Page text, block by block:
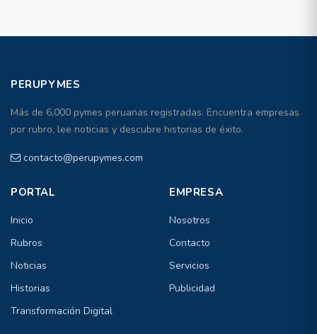
PERUPYMES
Más de 6,000 pymes peruanas registradas. Encuentra empresas
por rubro, lee noticias y descubre historias de éxito.
contacto@perupymes.com
PORTAL
Inicio
Rubros
Noticias
Historias
Transformación Digital
EMPRESA
Nosotros
Contacto
Servicios
Publicidad